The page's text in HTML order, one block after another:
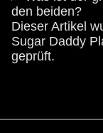
den beiden?
Dieser Artikel
Sugar Daddy
geprüft.